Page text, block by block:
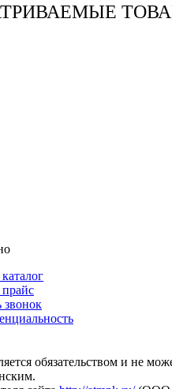
прайс
звонок
обязательством и не